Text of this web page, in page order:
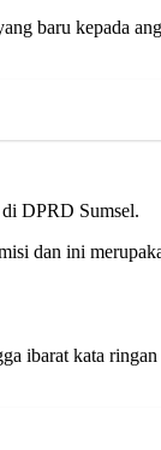
baru kepada
DPRD Sumsel.
dan ini
ibarat kata